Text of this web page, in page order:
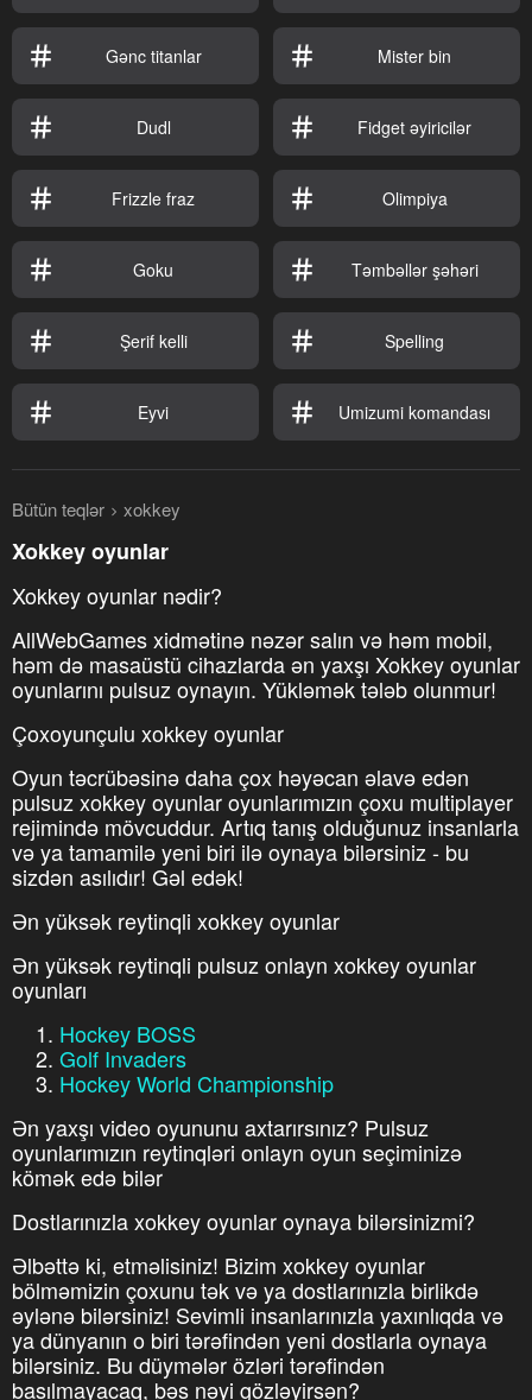
Gənc titanlar Mister bin
Dudl Fidget əyiricilər
Frizzle fraz Olimpiya
Goku Təmbəllər şəhəri
Şerif kelli Spelling
Eyvi Umizumi komandası
Bütün teqlər xokkey
Xokkey oyunlar
Xokkey oyunlar nədir?
AllWebGames xidmətinə nəzər salın və həm mobil,
həm də masaüstü cihazlarda ən yaxşı Xokkey oyunlar
oyunlarını pulsuz oynayın. Yükləmək tələb olunmur!
Çoxoyunçulu xokkey oyunlar
Oyun təcrübəsinə daha çox həyəcan əlavə edən
pulsuz xokkey oyunlar oyunlarımızın çoxu multiplayer
rejimində mövcuddur. Artıq tanış olduğunuz insanlarla
və ya tamamilə yeni biri ilə oynaya bilərsiniz - bu
sizdən asılıdır! Gəl edək!
Ən yüksək reytinqli xokkey oyunlar
Ən yüksək reytinqli pulsuz onlayn xokkey oyunlar
oyunları
Hockey BOSS
Golf Invaders
Hockey World Championship
Ən yaxşı video oyununu axtarırsınız? Pulsuz
oyunlarımızın reytinqləri onlayn oyun seçiminizə
kömək edə bilər
Dostlarınızla xokkey oyunlar oynaya bilərsinizmi?
Əlbəttə ki, etməlisiniz! Bizim xokkey oyunlar
bölməmizin çoxunu tək və ya dostlarınızla birlikdə
əylənə bilərsiniz! Sevimli insanlarınızla yaxınlıqda və
ya dünyanın o biri tərəfindən yeni dostlarla oynaya
bilərsiniz. Bu düymələr özləri tərəfindən
basılmayacaq, bəs nəyi gözləyirsən?